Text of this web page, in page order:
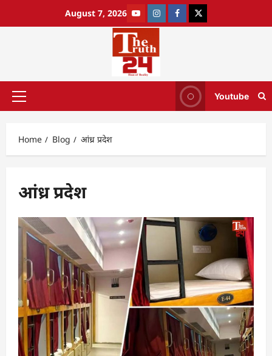
August 7, 2026
Youtube
Home Blog आंध्र प्रदेश
आंध्र प्रदेश